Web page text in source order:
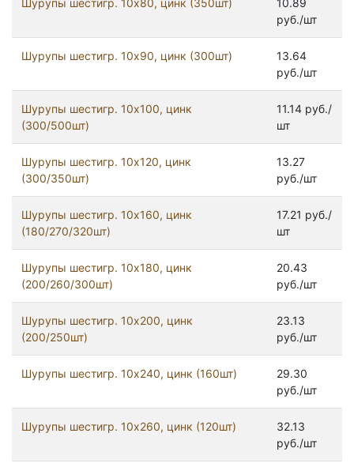
руб./шт
Шурупы шестигр. 10x90, цинк (300шт)
13.64
руб./шт
Шурупы шестигр. 10х100, цинк
(300/500шт)
11.14 руб./
шт
Шурупы шестигр. 10х120, цинк
(300/350шт)
13.27
руб./шт
Шурупы шестигр. 10х160, цинк
(180/270/320шт)
17.21 руб./
шт
Шурупы шестигр. 10х180, цинк
(200/260/300шт)
20.43
руб./шт
Шурупы шестигр. 10х200, цинк
(200/250шт)
23.13
руб./шт
Шурупы шестигр. 10х240, цинк (160шт)
29.30
руб./шт
Шурупы шестигр. 10х260, цинк (120шт)
32.13
руб./шт